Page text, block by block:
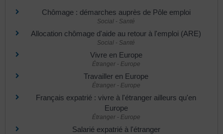
Chômage : démarches auprès de Pôle emploi
Social - Santé
Allocation chômage d'aide au retour à l'emploi (ARE)
Social - Santé
Vivre en Europe
Étranger - Europe
Travailler en Europe
Étranger - Europe
Français expatrié : vivre à l'étranger ailleurs qu'en
Europe
Étranger - Europe
Salarié expatrié à l'étranger